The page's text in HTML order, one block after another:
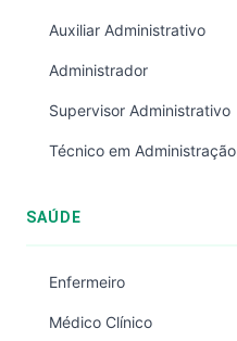
Auxiliar Administrativo
Administrador
Supervisor Administrativo
Técnico em Administração
SAÚDE
Enfermeiro
Médico Clínico